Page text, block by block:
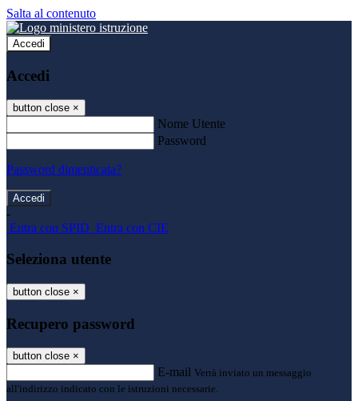
Salta al contenuto
Accedi
Accedi
button close ×
Nome Utente
Password
Password dimenticata?
-
Entra con SPID Entra con CIE
Seleziona utente
button close ×
Recupero password
button close ×
E-mail Verrà inviato un messaggio
all'indirizzo indicato con le istruzioni necessarie.